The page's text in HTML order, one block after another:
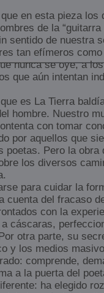
en esta pieza los
de la
sentido de nuestra
tan efímeros
nunca se oye, a
que aún intentan
es La Tierra
hombre. Nuestro
con tomar
por aquellos que
poetas. Pero la obra
los diversos
para cuidar la
cuenta del fracaso
con la
cáscaras,
otra parte, su
y los medios
comprende,
a la puerta del
ha elegido